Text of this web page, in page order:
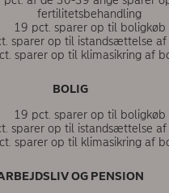
fertilitetsbehandling
19 pct. sparer op til boligkøb
sparer op til istandsættelse af
sparer op til klimasikring af
BOLIG
19 pct. sparer op til boligkøb
sparer op til istandsættelse af
sparer op til klimasikring af
OG PENSION